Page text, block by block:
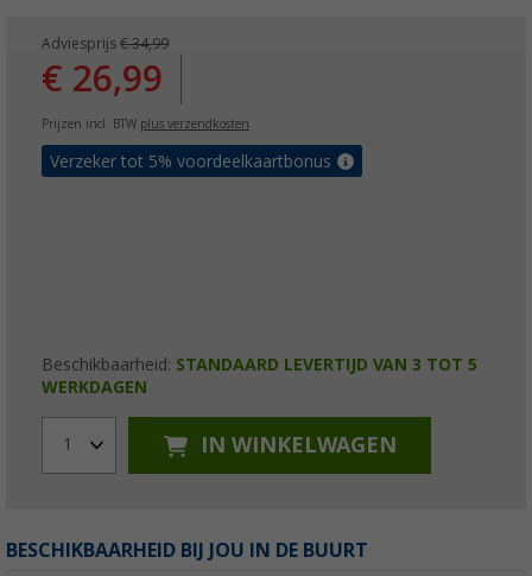
Adviesprijs € 34,99
€ 26,99
Prijzen incl. BTW plus verzendkosten
Verzeker tot 5% voordeelkaartbonus
Beschikbaarheid: STANDAARD LEVERTIJD VAN 3 TOT 5
WERKDAGEN
1 IN WINKELWAGEN
BESCHIKBAARHEID BIJ JOU IN DE BUURT